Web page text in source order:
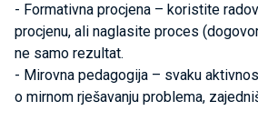
- Formativna procjena – koristite
procjenu, ali naglasite proces
ne samo rezultat.
- Mirovna pedagogija – svaku
o mirnom rješavanju problema,